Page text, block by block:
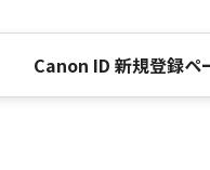
Canon ID 新規登録ペ